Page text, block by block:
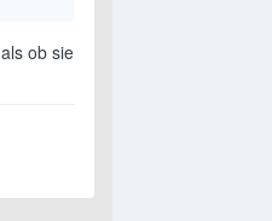
ob sie